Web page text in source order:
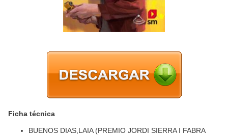
Ficha técnica
BUENOS DIAS,LAIA (PREMIO JORDI SIERRA I FABRA